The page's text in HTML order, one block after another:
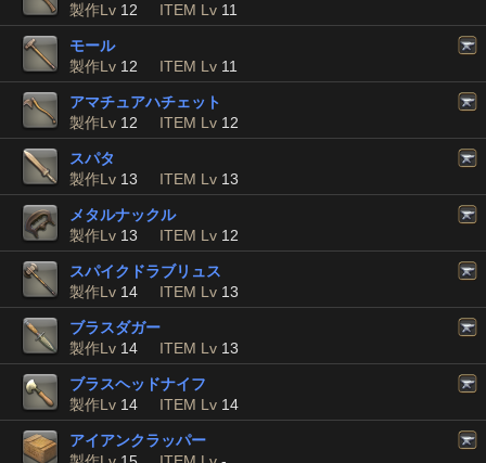
製作Lv 12 ITEM Lv 11
モール
製作Lv 12 ITEM Lv 11
アマチュアハチェット
製作Lv 12 ITEM Lv 12
スパタ
製作Lv 13 ITEM Lv 13
メタルナックル
製作Lv 13 ITEM Lv 12
スパイクドラブリュス
製作Lv 14 ITEM Lv 13
ブラスダガー
製作Lv 14 ITEM Lv 13
ブラスヘッドナイフ
製作Lv 14 ITEM Lv 14
アイアンクラッパー